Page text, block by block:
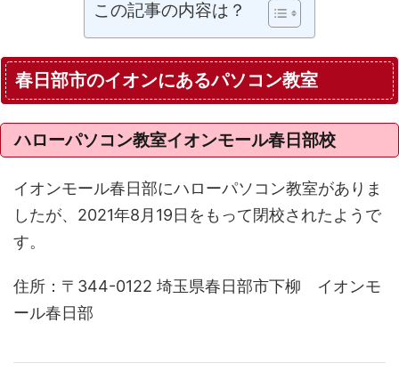
この記事の内容は？
春日部市のイオンにあるパソコン教室
ハローパソコン教室イオンモール春日部校
イオンモール春日部にハローパソコン教室がありま
したが、2021年8月19日をもって閉校されたようで
す。
住所：〒344-0122 埼玉県春日部市下柳 イオンモ
ール春日部